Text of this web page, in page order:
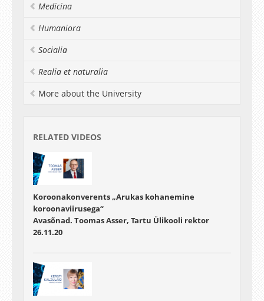
Medicina
Humaniora
Socialia
Realia et naturalia
More about the University
RELATED VIDEOS
Koroonakonverents „Arukas kohanemine
koroonaviirusega“
Avasõnad. Toomas Asser, Tartu Ülikooli rektor
26.11.20